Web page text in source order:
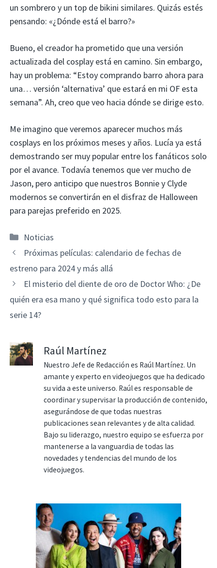
un sombrero y un top de bikini similares. Quizás estés
pensando: «¿Dónde está el barro?»
Bueno, el creador ha prometido que una versión
actualizada del cosplay está en camino. Sin embargo,
hay un problema: “Estoy comprando barro ahora para
una… versión ‘alternativa’ que estará en mi OF esta
semana”. Ah, creo que veo hacia dónde se dirige esto.
Me imagino que veremos aparecer muchos más
cosplays en los próximos meses y años. Lucía ya está
demostrando ser muy popular entre los fanáticos solo
por el avance. Todavía tenemos que ver mucho de
Jason, pero anticipo que nuestros Bonnie y Clyde
modernos se convertirán en el disfraz de Halloween
para parejas preferido en 2025.
Categorías
Noticias
Próximas películas: calendario de fechas de
estreno para 2024 y más allá
El misterio del diente de oro de Doctor Who: ¿De
quién era esa mano y qué significa todo esto para la
serie 14?
Raúl Martínez
Nuestro Jefe de Redacción es Raúl Martínez. Un
amante y experto en videojuegos que ha dedicado
su vida a este universo. Raúl es responsable de
coordinar y supervisar la producción de contenido,
asegurándose de que todas nuestras
publicaciones sean relevantes y de alta calidad.
Bajo su liderazgo, nuestro equipo se esfuerza por
mantenerse a la vanguardia de todas las
novedades y tendencias del mundo de los
videojuegos.